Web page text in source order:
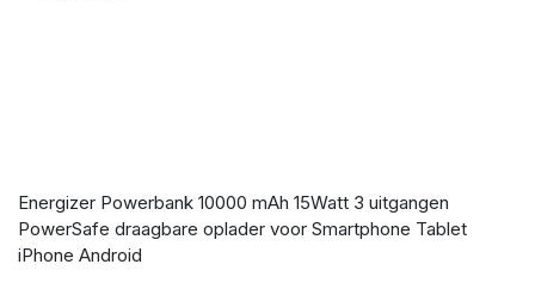
Energizer Powerbank 10000 mAh 15Watt 3 uitgangen
PowerSafe draagbare oplader voor Smartphone Tablet
iPhone Android